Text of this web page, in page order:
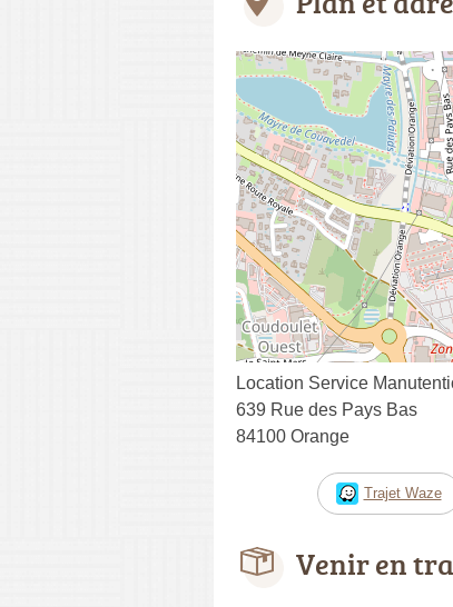
Location Service
639 Rue des Pays Bas
84100 Orange
Trajet Waze
Venir en